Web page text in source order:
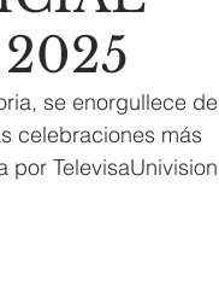
se enorgullece de
celebraciones más
TelevisaUnivision